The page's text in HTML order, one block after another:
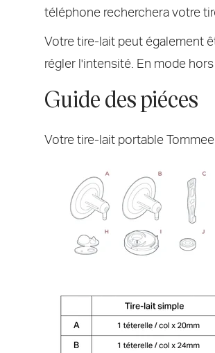
téléphone recherchera votre
Votre tire-lait peut également
régler l'intensité. En mode
Guide des piéces
Votre tire-lait portable